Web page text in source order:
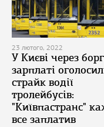
23 лютого, 2022
У Києві через
зарплаті
страйк водії
тролейбусів:
"Київпастранс"
все заплатив